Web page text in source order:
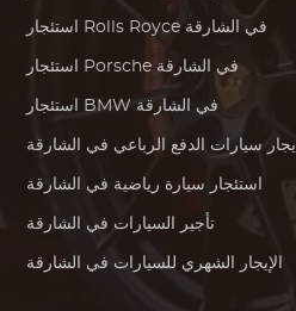
Rolls Royce في الشارقة
Porsche في الشارقة
BMW في الشارقة
إيجار سيارات الدفع الرباعي في الشارقة
استئجار سيارة رياضية في الشارقة
تأجير السيارات في الشارقة
الإيجار الشهري للسيارات في الشارقة